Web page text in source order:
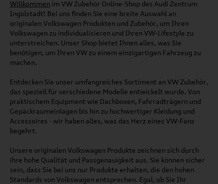
Willkommen im VW Zubehör Online-Shop des Audi Zentrum
Ingolstadt! Bei uns finden Sie eine breite Auswahl an
originalen Volkswagen Produkten und Zubehör, um Ihren
Volkswagen zu individualisieren und Ihren VW-Lifestyle zu
unterstreichen. Unser Shop bietet Ihnen alles, was Sie
benötigen, um Ihren VW zu einem einzigartigen Fahrzeug zu
machen.
Entdecken Sie unser umfangreiches Sortiment an VW Zubehör,
das speziell für verschiedene Modelle entwickelt wurde. Von
praktischem Equipment wie Dachboxen, Fahrradträgern und
Gepäckraumeinlagen bis hin zu hochwertiger Kleidung und
Accessoires - wir haben alles, was das Herz eines VW-Fans
begehrt.
Unsere originalen Volkswagen Produkte zeichnen sich durch
ihre hohe Qualität und Passgenauigkeit aus. Sie können sicher
sein, dass Sie bei uns nur Produkte erhalten, die den hohen
Standards von Volkswagen entsprechen. Egal, ob Sie Ihr